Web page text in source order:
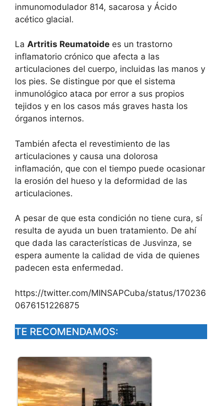
inmunomodulador 814, sacarosa y Ácido
acético glacial.
La Artritis Reumatoide es un trastorno
inflamatorio crónico que afecta a las
articulaciones del cuerpo, incluidas las manos y
los pies. Se distingue por que el sistema
inmunológico ataca por error a sus propios
tejidos y en los casos más graves hasta los
órganos internos.
También afecta el revestimiento de las
articulaciones y causa una dolorosa
inflamación, que con el tiempo puede ocasionar
la erosión del hueso y la deformidad de las
articulaciones.
A pesar de que esta condición no tiene cura, sí
resulta de ayuda un buen tratamiento. De ahí
que dada las características de Jusvinza, se
espera aumente la calidad de vida de quienes
padecen esta enfermedad.
https://twitter.com/MINSAPCuba/status/170236
0676151226875
TE RECOMENDAMOS: